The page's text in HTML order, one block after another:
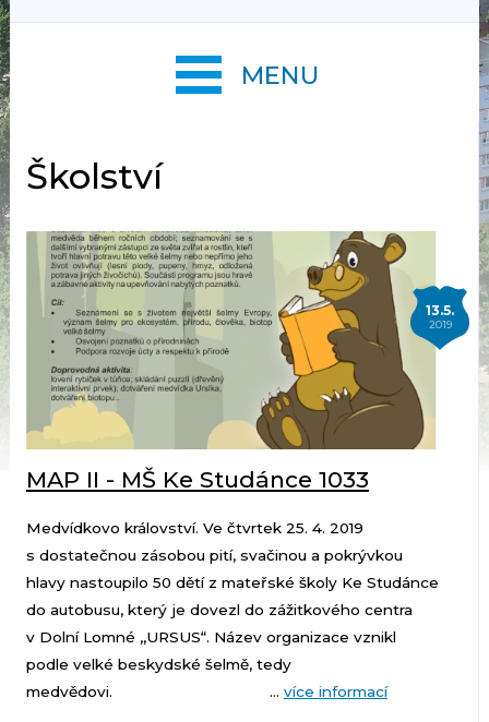
Školství
13.5.
2019
MAP II - MŠ Ke Studánce 1033
Medvídkovo království. Ve čtvrtek 25. 4. 2019
s dostatečnou zásobou pití, svačinou a pokrývkou
hlavy nastoupilo 50 dětí z mateřské školy Ke Studánce
do autobusu, který je dovezl do zážitkového centra
v Dolní Lomné ,,URSUS“. Název organizace vznikl
podle velké beskydské šelmě, tedy
medvědovi. ... více informací
MENU